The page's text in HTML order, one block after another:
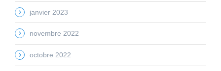
janvier 2023
novembre 2022
octobre 2022